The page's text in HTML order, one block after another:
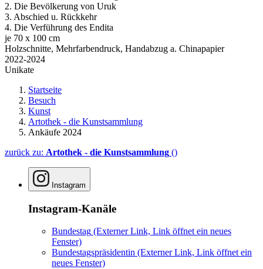
2. Die Bevölkerung von Uruk
3. Abschied u. Rückkehr
4. Die Verführung des Endita
je 70 x 100 cm
Holzschnitte, Mehrfarbendruck, Handabzug a. Chinapapier
2022-2024
Unikate
Startseite
Besuch
Kunst
Artothek - die Kunstsammlung
Ankäufe 2024
zurück zu: Artothek - die Kunstsammlung ()
Instagram
Instagram-Kanäle
Bundestag (Externer Link, Link öffnet ein neues
Fenster)
Bundestagspräsidentin (Externer Link, Link öffnet ein
neues Fenster)